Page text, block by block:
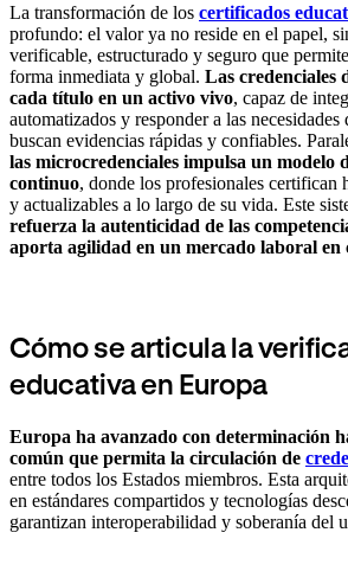
La transformación de los certificados
profundo: el valor ya no reside en el papel,
verificable, estructurado y seguro que
forma inmediata y global. Las credenciales
cada título en un activo vivo, capaz de
automatizados y responder a las necesidades
buscan evidencias rápidas y confiables.
las microcredenciales impulsa un modelo
continuo, donde los profesionales certifican
y actualizables a lo largo de su vida. Este
refuerza la autenticidad de las
aporta agilidad en un mercado laboral en
Cómo se articula la
educativa en Europa
Europa ha avanzado con determinación
común que permita la circulación de
entre todos los Estados miembros. Esta
en estándares compartidos y tecnologías
garantizan interoperabilidad y soberanía del